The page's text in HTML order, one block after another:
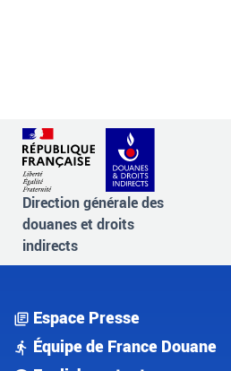
Direction générale des
douanes et droits
indirects
Espace Presse
Équipe de France Douane